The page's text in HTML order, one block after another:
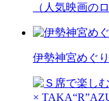
（人気映画の
伊勢神宮めぐり